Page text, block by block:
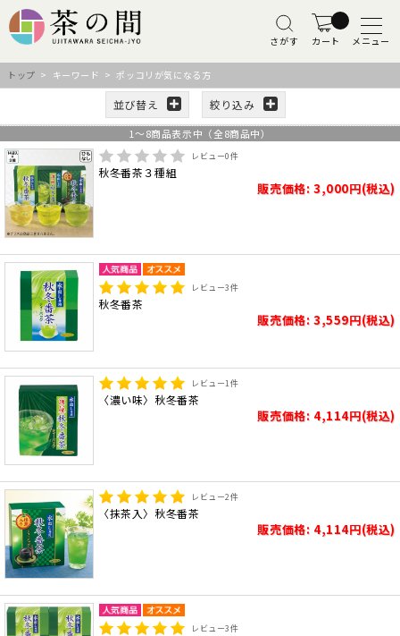
さがす カート メニュー
トップ > キーワード > ポッコリが気になる方
並び替え 絞り込み
1 ～8商品表示中（全8商品中）
レビュー0件
秋冬番茶３種組
販売価格: 3,000円(税込)
レビュー3件
秋冬番茶
販売価格: 3,559円(税込)
レビュー1件
〈濃い味〉秋冬番茶
販売価格: 4,114円(税込)
レビュー2件
〈抹茶入〉秋冬番茶
販売価格: 4,114円(税込)
レビュー3件